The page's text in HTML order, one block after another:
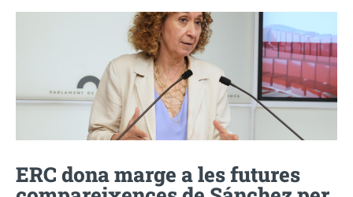
ERC dona marge a les futures